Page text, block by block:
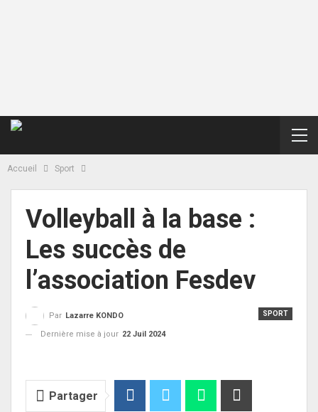
Accueil Sport
Volleyball à la base :
Les succès de
l’association Fesdev
SPORT
Par Lazarre KONDO
Dernière mise à jour 22 Juil 2024
Partager